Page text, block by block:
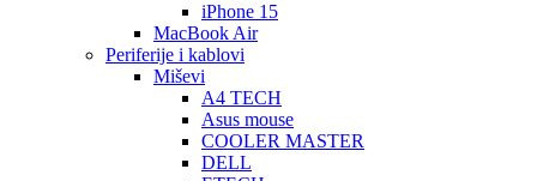
iPhone 15
MacBook Air
Periferije i kablovi
Miševi
A4 TECH
Asus mouse
COOLER MASTER
DELL